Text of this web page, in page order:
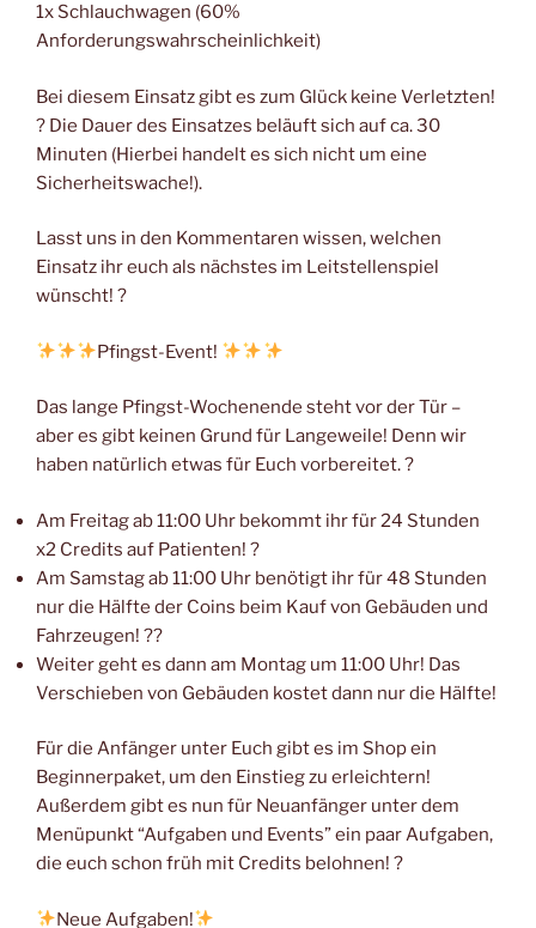
1x Schlauchwagen (60%
Anforderungswahrscheinlichkeit)
Bei diesem Einsatz gibt es zum Glück keine Verletzten!
? Die Dauer des Einsatzes beläuft sich auf ca. 30
Minuten (Hierbei handelt es sich nicht um eine
Sicherheitswache!).
Lasst uns in den Kommentaren wissen, welchen
Einsatz ihr euch als nächstes im Leitstellenspiel
wünscht! ?
Pfingst-Event!
Das lange Pfingst-Wochenende steht vor der Tür –
aber es gibt keinen Grund für Langeweile! Denn wir
haben natürlich etwas für Euch vorbereitet. ?
Am Freitag ab 11:00 Uhr bekommt ihr für 24 Stunden
x2 Credits auf Patienten! ?
Am Samstag ab 11:00 Uhr benötigt ihr für 48 Stunden
nur die Hälfte der Coins beim Kauf von Gebäuden und
Fahrzeugen! ??
Weiter geht es dann am Montag um 11:00 Uhr! Das
Verschieben von Gebäuden kostet dann nur die Hälfte!
Für die Anfänger unter Euch gibt es im Shop ein
Beginnerpaket, um den Einstieg zu erleichtern!
Außerdem gibt es nun für Neuanfänger unter dem
Menüpunkt “Aufgaben und Events” ein paar Aufgaben,
die euch schon früh mit Credits belohnen! ?
Neue Aufgaben!